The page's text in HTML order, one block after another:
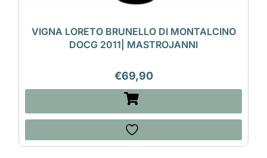
VIGNA LORETO BRUNELLO DI MONTALCINO
DOCG 2011| MASTROJANNI
€69,90